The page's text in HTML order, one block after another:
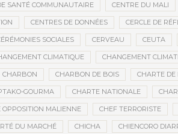
SANTÉ COMMUNAUTAIRE CENTRE DU MALI
CENTRES DE DONNÉES CERCLE DE
SOCIALES CERVEAU CEUTA
CLIMATIQUE CHANGEMENT
CHARBON CHARBON DE BOIS CHARTE DE
GOURMA CHARTE NATIONALE
OPPOSITION MALIENNE CHEF TERRORISTE
DU MARCHÉ CHICHA CHIENCORO